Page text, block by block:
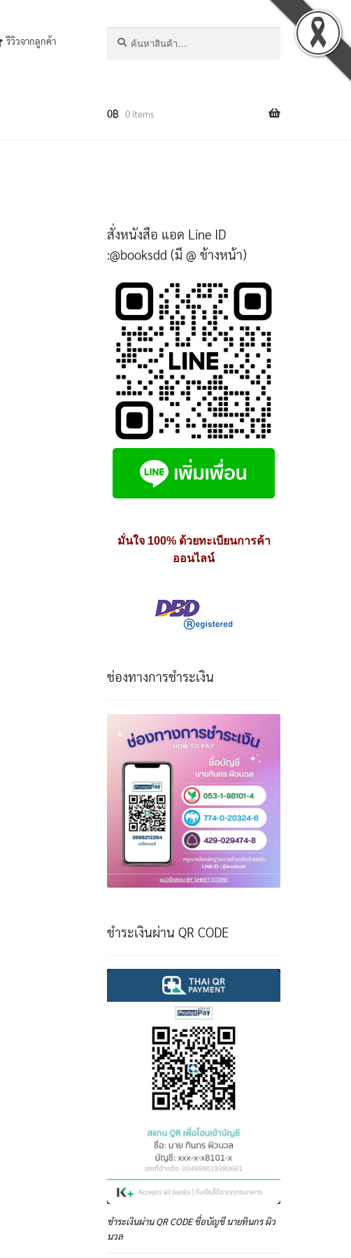
รีวิวจากลูกค้า
0฿ 0 items
สั่งหนังสือ แอด Line ID
:@booksdd (มี @ ข้างหน้า)
มั่นใจ 100% ด้วยทะเบียนการค้า
ออนไลน์
ช่องทางการชำระเงิน
ชำระเงินผ่าน QR CODE
ชำระเงินผ่าน QR CODE ชื่อบัญชี นายทินกร ผิว
นวล